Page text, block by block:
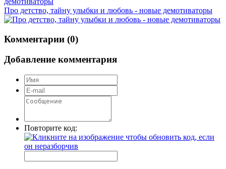
Про детство, тайну улыбки и любовь - новые демотиваторы
Комментарии (0)
Добавление комментария
Повторите код: